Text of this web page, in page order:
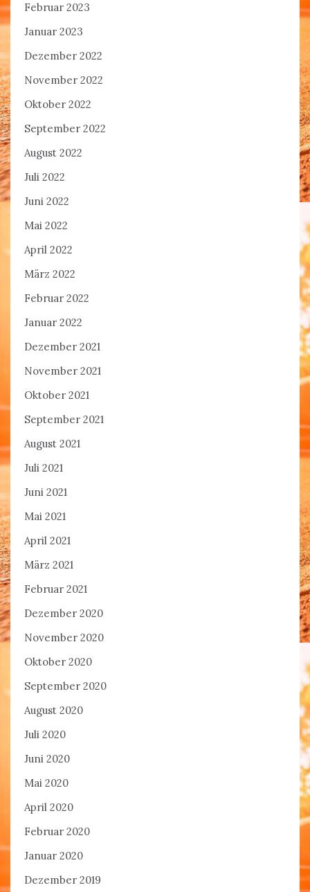
Februar 2023
Januar 2023
Dezember 2022
November 2022
Oktober 2022
September 2022
August 2022
Juli 2022
Juni 2022
Mai 2022
April 2022
März 2022
Februar 2022
Januar 2022
Dezember 2021
November 2021
Oktober 2021
September 2021
August 2021
Juli 2021
Juni 2021
Mai 2021
April 2021
März 2021
Februar 2021
Dezember 2020
November 2020
Oktober 2020
September 2020
August 2020
Juli 2020
Juni 2020
Mai 2020
April 2020
Februar 2020
Januar 2020
Dezember 2019